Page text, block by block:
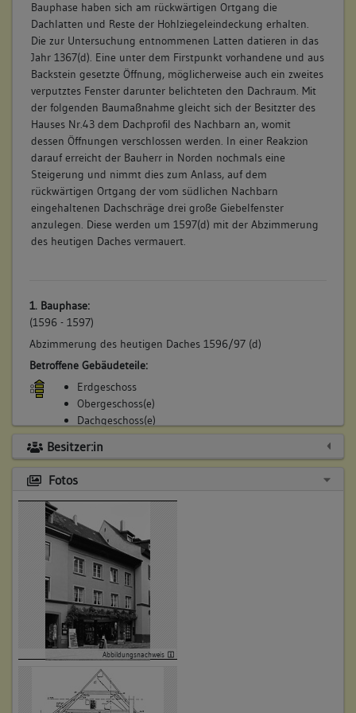
Bauphase haben sich am rückwärtigen Ortgang die
Dachlatten und Reste der Hohlziegeleindeckung erhalten.
Die zur Untersuchung entnommenen Latten datieren in das
Jahr 1367(d). Eine unter dem Firstpunkt vorhandene und aus
Backstein gesetzte Öffnung, möglicherweise auch ein zweites
verputztes Fenster darunter belichteten den Dachraum. Mit
der folgenden Baumaßnahme gleicht sich der Besitzter des
Hauses Nr.43 dem Dachprofil des Nachbarn an, womit
dessen Öffnungen verschlossen werden. In einer Reakzion
darauf erreicht der Bauherr in Norden nochmals eine
Steigerung und nimmt dies zum Anlass, auf dem
rückwärtigen Ortgang der vom südlichen Nachbarn
eingehaltenen Dachschräge drei große Giebelfenster
anzulegen. Diese werden um 1597(d) mit der Abzimmerung
des heutigen Daches vermauert.
1. Bauphase:
(1596 - 1597)
Abzimmerung des heutigen Daches 1596/97 (d)
Betroffene Gebäudeteile:
Erdgeschoss
Obergeschoss(e)
Dachgeschoss(e)
Untergeschoss(e)
Besitzer:in
Fotos
Abbildungsnachweis